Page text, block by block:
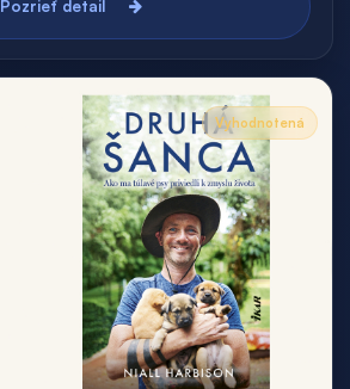
Pozrieť detail
Vyhodnotená